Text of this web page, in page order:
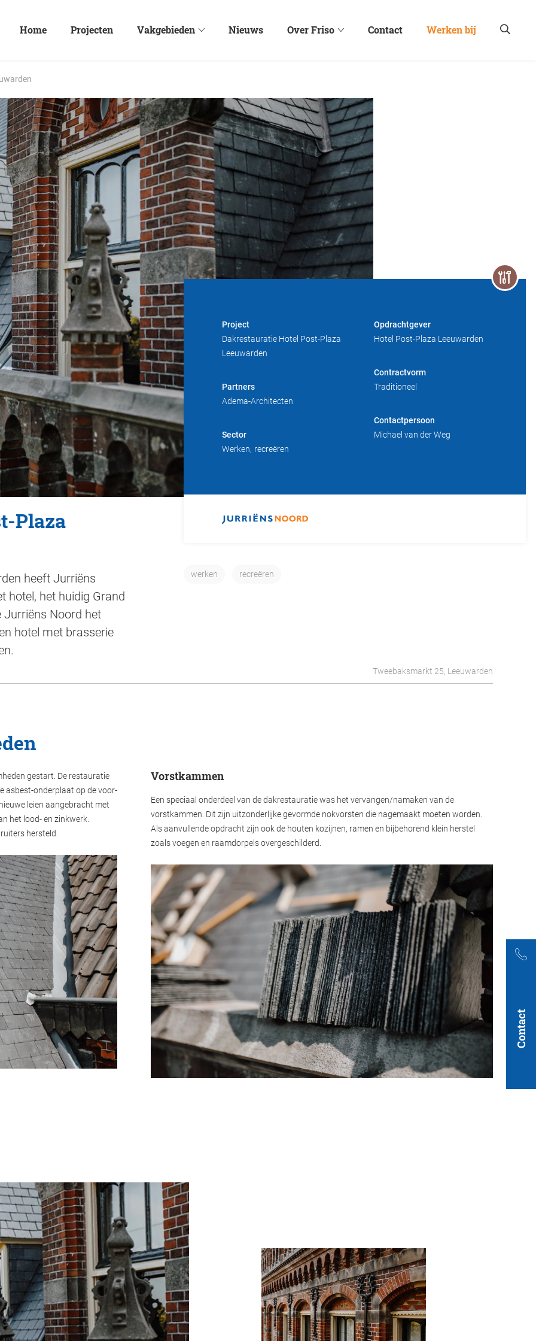
Home Projecten Vakgebieden Nieuws Over Friso Contact Werken bij
Contact
Project
Dakrestauratie Hotel Post-Plaza
Leeuwarden
Partners
Adema-Architecten
Sector
Werken recreëren
Opdrachtgever
Hotel Post-Plaza Leeuwarden
Contractvorm
Traditioneel
Contactpersoon
Michael van der Weg
werken recreëren
Plaza
heeft Jurriëns
hotel, het huidig Grand
Jurriëns Noord het
hotel met brasserie
Tweebaksmarkt 25, Leeuwarden
gestart. De restauratie
asbest-onderplaat op de voor-
leien aangebracht met
het lood- en zinkwerk.
hersteld.
Vorstkammen
Een speciaal onderdeel van de dakrestauratie was het vervangen/namaken van de
vorstkammen. Dit zijn uitzonderlijke gevormde nokvorsten die nagemaakt moeten worden.
Als aanvullende opdracht zijn ook de houten kozijnen, ramen en bijbehorend klein herstel
zoals voegen en raamdorpels overgeschilderd.